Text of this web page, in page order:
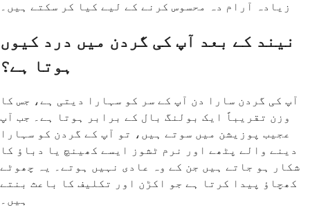
زیادہ آرام دہ محسوس کرنے کے لیے کیا کر سکتے ہیں۔
نیند کے بعد آپ کی گردن میں درد کیوں
ہوتا ہے؟
آپ کی گردن سارا دن آپ کے سر کو سہارا دیتی ہے، جس کا
وزن تقریباً ایک بولنگ بال کے برابر ہوتا ہے۔ جب آپ
عجیب پوزیشن میں سوتے ہیں، تو آپ کے گردن کو سہارا
دینے والے پٹھے اور نرم ٹشوز ایسے کھینچ یا دباؤ کا
شکار ہو جاتے ہیں جن کے وہ عادی نہیں ہوتے۔ یہ چھوٹے
کھچاؤ پیدا کرتا ہے جو اکڑن اور تکلیف کا باعث بنتے
ہیں۔